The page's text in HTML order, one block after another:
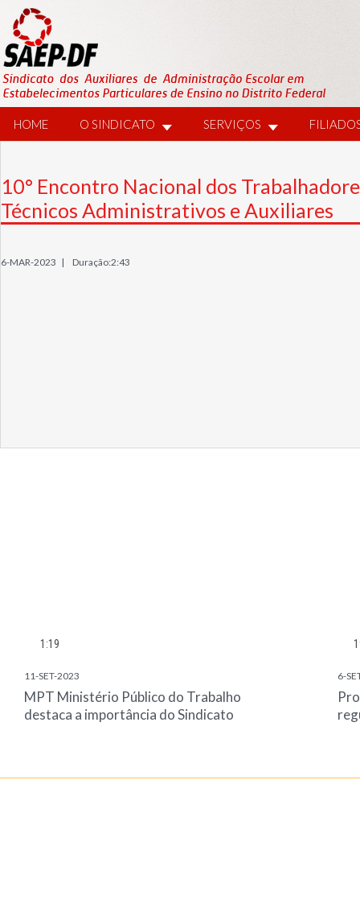
HOME O SINDICATO SERVIÇOS
10° Encontro Nacional dos
Técnicos Administrativos e Auxiliares
6-MAR-2023 | Duração:2:43
1:19
11-SET-2023
MPT Ministério Público do Trabalho
destaca a importância do Sindicato
6-